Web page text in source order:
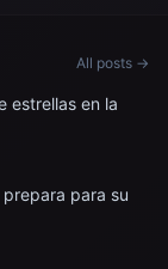
All posts →
estrellas en la
para su